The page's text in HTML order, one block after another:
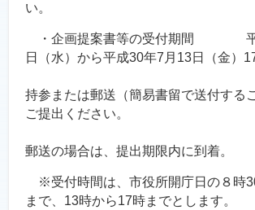
い。
・企画提案書等の受付期間 平
日（水）から平成30年7月13日（金）
持参または郵送（簡易書留で送付する
ご提出ください。
郵送の場合は、提出期限内に到着。
※受付時間は、市役所開庁日の８時
まで、13時から17時までとします。